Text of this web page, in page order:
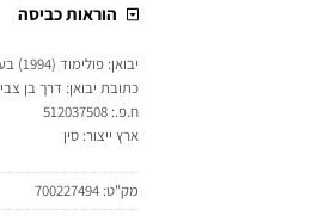
הוראות כביסה
יבואן: פולימוד (1994) בע"מ
כתובת יבואן: דרך בן צבי 84 תל אביב
ח.פ.: 512037508
ארץ ייצור: סין
מק"ט: 700227494